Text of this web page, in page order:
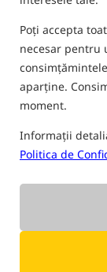
Poți accepta
necesar pentru
aparține.
moment.
Informații
Politica de
B R T S D
N I
Amestec de
Termeni înrudiți: